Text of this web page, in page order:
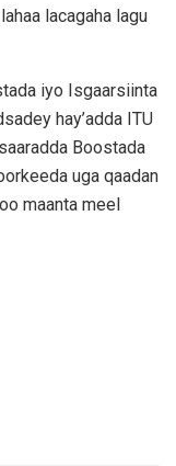
lacagaha lagu
iyo Isgaarsiinta
hay’adda ITU
Boostada
uga qaadan
maanta meel